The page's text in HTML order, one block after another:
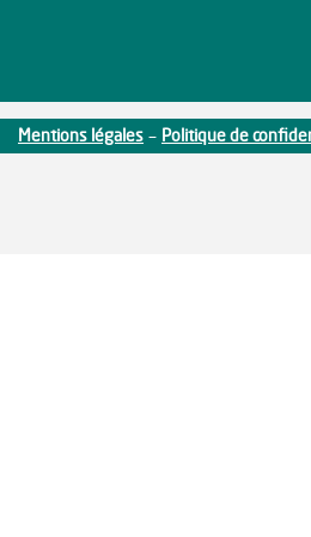
Mentions légales – Politique de